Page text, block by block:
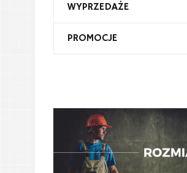
WYPRZEDAŻE
PROMOCJE